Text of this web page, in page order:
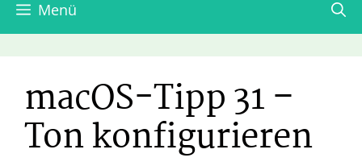
Menü
macOS-Tipp 31 –
Ton konfigurieren